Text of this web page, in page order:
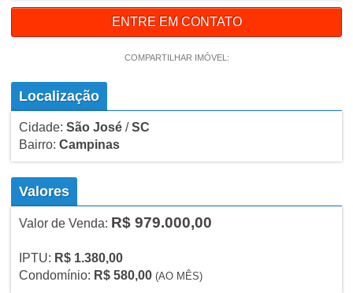
ENTRE EM CONTATO
COMPARTILHAR IMÓVEL:
Localização
Cidade: São José/SC
Bairro: Campinas
Valores
Valor de Venda: R$ 979.000,00
IPTU: R$ 1.380,00
Condomínio: R$ 580,00 (AO MÊS)